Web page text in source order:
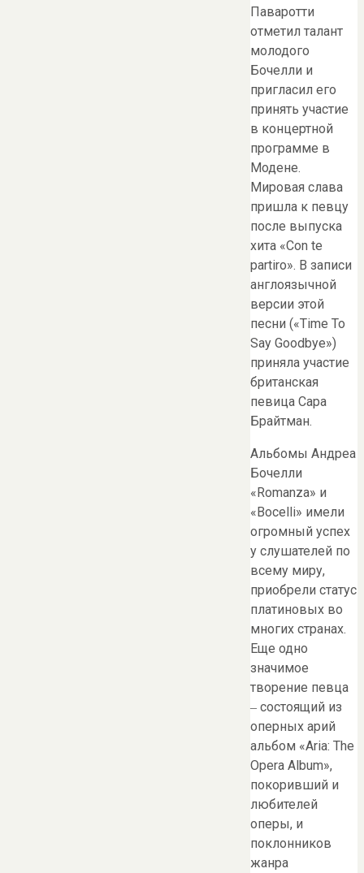
Паваротти
отметил талант
молодого
Бочелли и
пригласил его
принять участие
в концертной
программе в
Модене.
Мировая слава
пришла к певцу
после выпуска
хита «Con te
partiro». В записи
англоязычной
версии этой
песни («Time To
Say Goodbye»)
приняла участие
британская
певица Сара
Брайтман.
Альбомы Андреа
Бочелли
«Romanza» и
«Bocelli» имели
огромный успех
у слушателей по
всему миру,
приобрели статус
платиновых во
многих странах.
Еще одно
значимое
творение певца
‒ состоящий из
оперных арий
альбом «Aria: The
Opera Album»,
покоривший и
любителей
оперы, и
поклонников
жанра